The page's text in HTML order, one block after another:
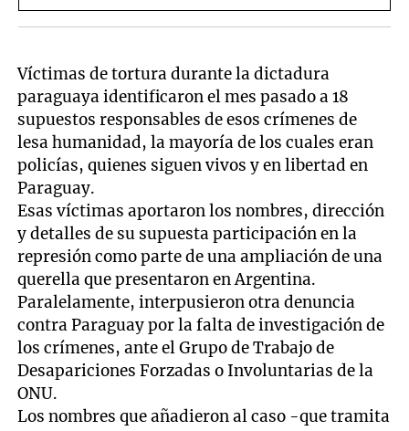
Víctimas de tortura durante la dictadura
paraguaya identificaron el mes pasado a 18
supuestos responsables de esos crímenes de
lesa humanidad, la mayoría de los cuales eran
policías, quienes siguen vivos y en libertad en
Paraguay.
Esas víctimas aportaron los nombres, dirección
y detalles de su supuesta participación en la
represión como parte de una ampliación de una
querella que presentaron en Argentina.
Paralelamente, interpusieron otra denuncia
contra Paraguay por la falta de investigación de
los crímenes, ante el Grupo de Trabajo de
Desapariciones Forzadas o Involuntarias de la
ONU.
Los nombres que añadieron al caso -que tramita